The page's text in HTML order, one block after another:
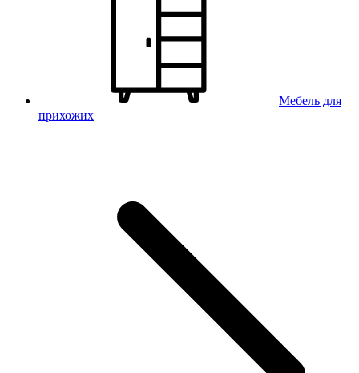
Мебель для
прихожих